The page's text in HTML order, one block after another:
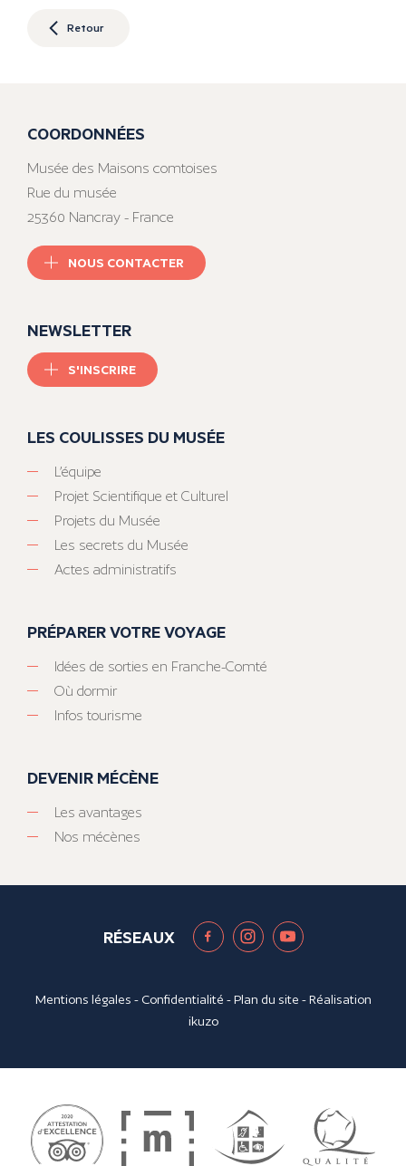
Retour
COORDONNÉES
Musée des Maisons comtoises
Rue du musée
25360 Nancray - France
NOUS CONTACTER
NEWSLETTER
S'INSCRIRE
LES COULISSES DU MUSÉE
L’équipe
Projet Scientifique et Culturel
Projets du Musée
Les secrets du Musée
Actes administratifs
PRÉPARER VOTRE VOYAGE
Idées de sorties en Franche-Comté
Où dormir
Infos tourisme
DEVENIR MÉCÈNE
Les avantages
Nos mécènes
RÉSEAUX
Mentions légales - Confidentialité -Plan du site - Réalisation
ikuzo